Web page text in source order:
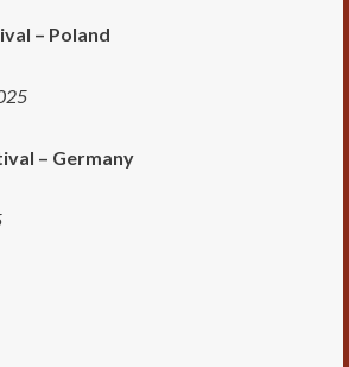
– Poland
– Germany